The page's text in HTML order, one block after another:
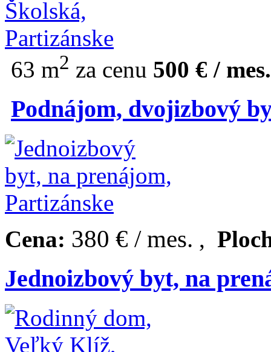
63 m2 za cenu 500 € / mes.
Podnájom, dvojizbový
Cena: 380 € / mes. ,
Jednoizbový byt, na